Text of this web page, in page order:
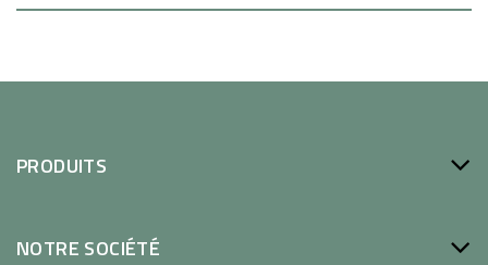
PRODUITS
NOTRE SOCIÉTÉ